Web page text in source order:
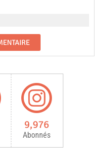
9,976
Abonnés